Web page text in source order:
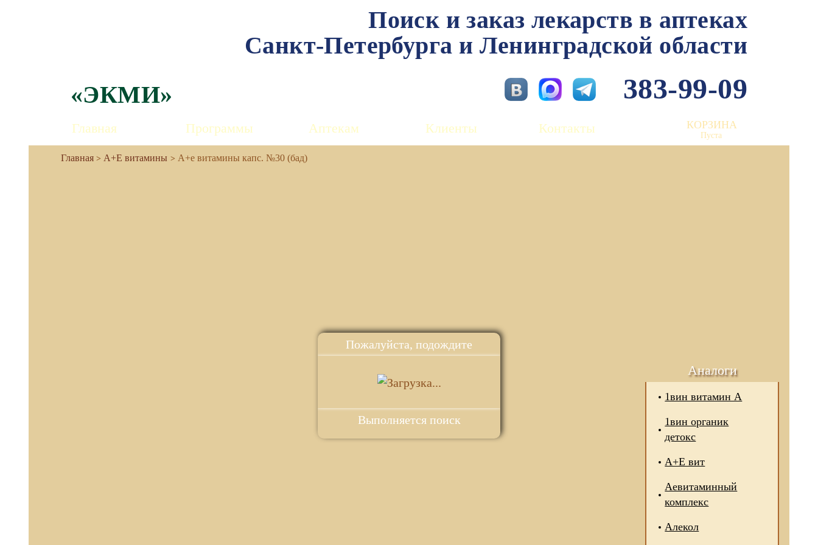
Пожалуйста, подождите
Выполняется поиск
Поиск и заказ лекарств в аптеках
Санкт-Петербурга и Ленинградской области
383-99-09
«ЭКМИ»
Главная Программы Аптекам Клиенты Контакты КОРЗИНА
Пуста
А+Е витамины А+е витамины капс. №30 (бад)
Аналоги
1вин витамин А
1вин органик
детокс
А+Е вит
Аевитаминный
комплекс
Алекол